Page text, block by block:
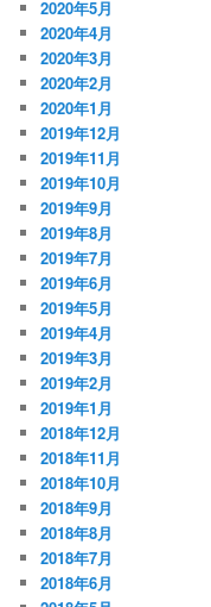
2020年5月
2020年4月
2020年3月
2020年2月
2020年1月
2019年12月
2019年11月
2019年10月
2019年9月
2019年8月
2019年7月
2019年6月
2019年5月
2019年4月
2019年3月
2019年2月
2019年1月
2018年12月
2018年11月
2018年10月
2018年9月
2018年8月
2018年7月
2018年6月